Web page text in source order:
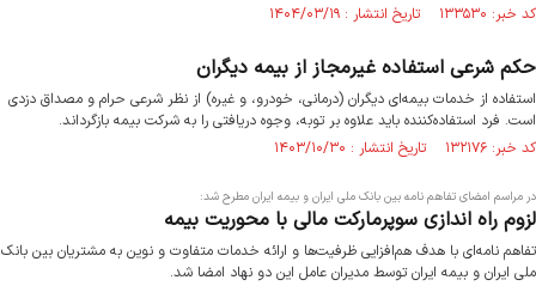
کد خبر: ۱۳۳۵۳۰ تاریخ انتشار : ۱۴۰۴/۰۳/۱۹
حکم شرعی استفاده غیرمجاز از بیمه‌ دیگران
استفاده از خدمات بیمه‌ای دیگران (درمانی، خودرو، و غیره) از نظر شرعی حرام و مصداق دزدی
است. فرد استفاده‌کننده باید علاوه بر توبه، وجوه دریافتی را به شرکت بیمه بازگرداند.
کد خبر: ۱۳۲۱۷۶ تاریخ انتشار : ۱۴۰۳/۱۰/۳۰
در مراسم امضای تفاهم نامه بین بانک ملی ایران و بیمه ایران مطرح شد:
لزوم راه اندازی سوپرمارکت مالی با محوریت بیمه
تفاهم نامه‌ای با هدف هم‌افزایی ظرفیت‌ها و ارائه خدمات متفاوت و نوین به مشتریان بین بانک
ملی ایران و بیمه ایران توسط مدیران عامل این دو نهاد امضا شد.